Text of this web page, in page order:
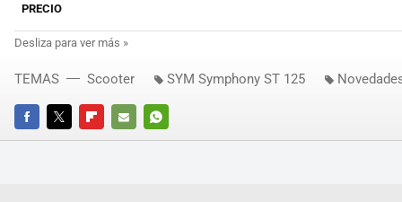
PRECIO
FACEBOOKTWITTERFLIPBOARD
E-
WHATSAPP
TEMAS Scooter SYM Symphony ST 125